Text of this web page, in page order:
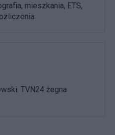
mieszkania, ETS,
TVN24 żegna